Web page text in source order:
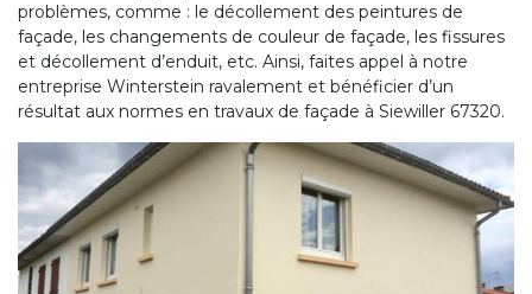
problèmes, comme : le décollement des peintures de
façade, les changements de couleur de façade, les fissures
et décollement d’enduit, etc. Ainsi, faites appel à notre
entreprise Winterstein ravalement et bénéficier d’un
résultat aux normes en travaux de façade à Siewiller 67320.